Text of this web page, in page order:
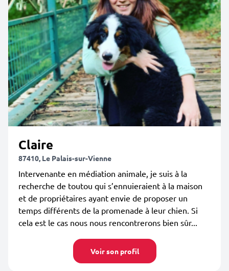
Claire
87410, Le Palais-sur-Vienne
Intervenante en médiation animale, je suis à la
recherche de toutou qui s’ennuieraient à la maison
et de propriétaires ayant envie de proposer un
temps différents de la promenade à leur chien. Si
cela est le cas nous nous rencontrerons bien sûr...
Voir son profil